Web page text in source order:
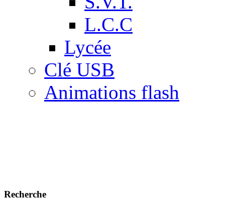
L.C.C
Lycée
Clé USB
Animations flash
Recherche